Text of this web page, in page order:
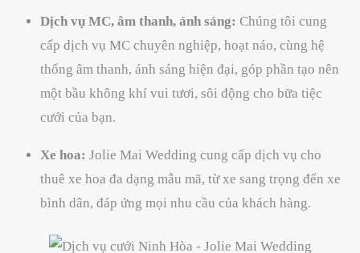
Dịch vụ MC, âm thanh, ánh sáng: Chúng tôi cung
cấp dịch vụ MC chuyên nghiệp, hoạt náo, cùng hệ
thống âm thanh, ánh sáng hiện đại, góp phần tạo nên
một bầu không khí vui tươi, sôi động cho bữa tiệc
cưới của bạn.
Xe hoa: Jolie Mai Wedding cung cấp dịch vụ cho
thuê xe hoa đa dạng mẫu mã, từ xe sang trọng đến xe
bình dân, đáp ứng mọi nhu cầu của khách hàng.